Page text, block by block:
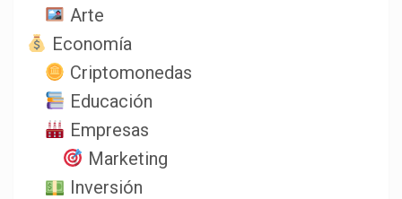
Arte
Economía
Criptomonedas
Educación
Empresas
Marketing
Inversión